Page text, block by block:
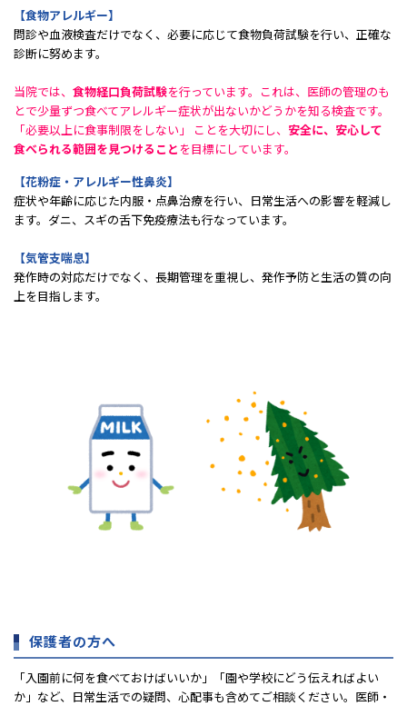
【食物アレルギー】
問診や血液検査だけでなく、必要に応じて食物負荷試験を行い、正確な
診断に努めます。
当院では、 食物経口負荷試験を行っています。これは、医師の管理のも
とで少量ずつ食べてアレルギー症状が出ないかどうかを知る検査です。
「必要以上に食事制限をしない」 ことを大切にし、 安全に、安心して
食べられる範囲を見つけること を目標にしています。
【花粉症・アレルギー性鼻炎】
症状や年齢に応じた内服・点鼻治療を行い、日常生活への影響を軽減し
ます。ダニ、スギの舌下免疫療法も行なっています。
【気管支喘息】
発作時の対応だけでなく、長期管理を重視し、発作予防と生活の質の向
上を目指します。
保護者の方へ
「入園前に何を食べておけばいいか」「園や学校にどう伝えればよい
か」など、日常生活での疑問、心配事も含めてご相談ください。医師・